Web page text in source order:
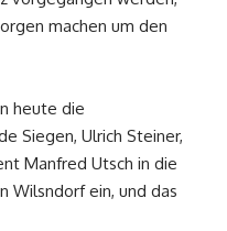
machen um den
heute die
Siegen, Ulrich Steiner,
Manfred Utsch in die
Wilsndorf ein, und das